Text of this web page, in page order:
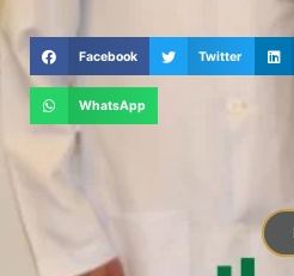
Facebook Twitter
WhatsApp